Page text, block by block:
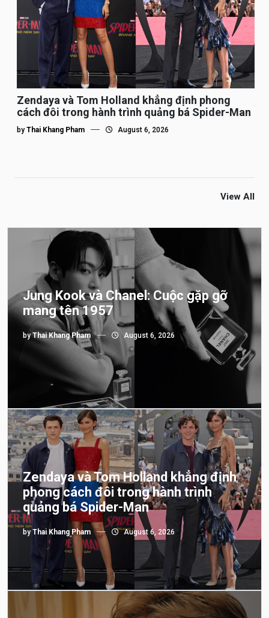
Zendaya và Tom Holland khẳng định phong
cách đôi trong hành trình quảng bá Spider-Man
by Thai Khang Pham August 6, 2026
View All
Jung Kook và Chanel: Cuộc gặp gỡ
mang tên 1957
byThai Khang Pham August 6, 2026
Zendaya và Tom Holland khẳng định
phong cách đôi trong hành trình
quảng bá Spider-Man
by Thai Khang Pham August 6, 2026